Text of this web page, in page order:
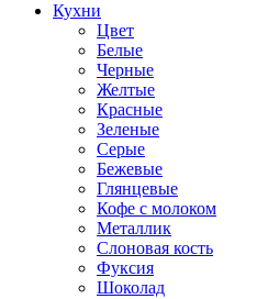
Кухни
Цвет
Белые
Черные
Желтые
Красные
Зеленые
Серые
Бежевые
Глянцевые
Кофе с молоком
Металлик
Слоновая кость
Фуксия
Шоколад